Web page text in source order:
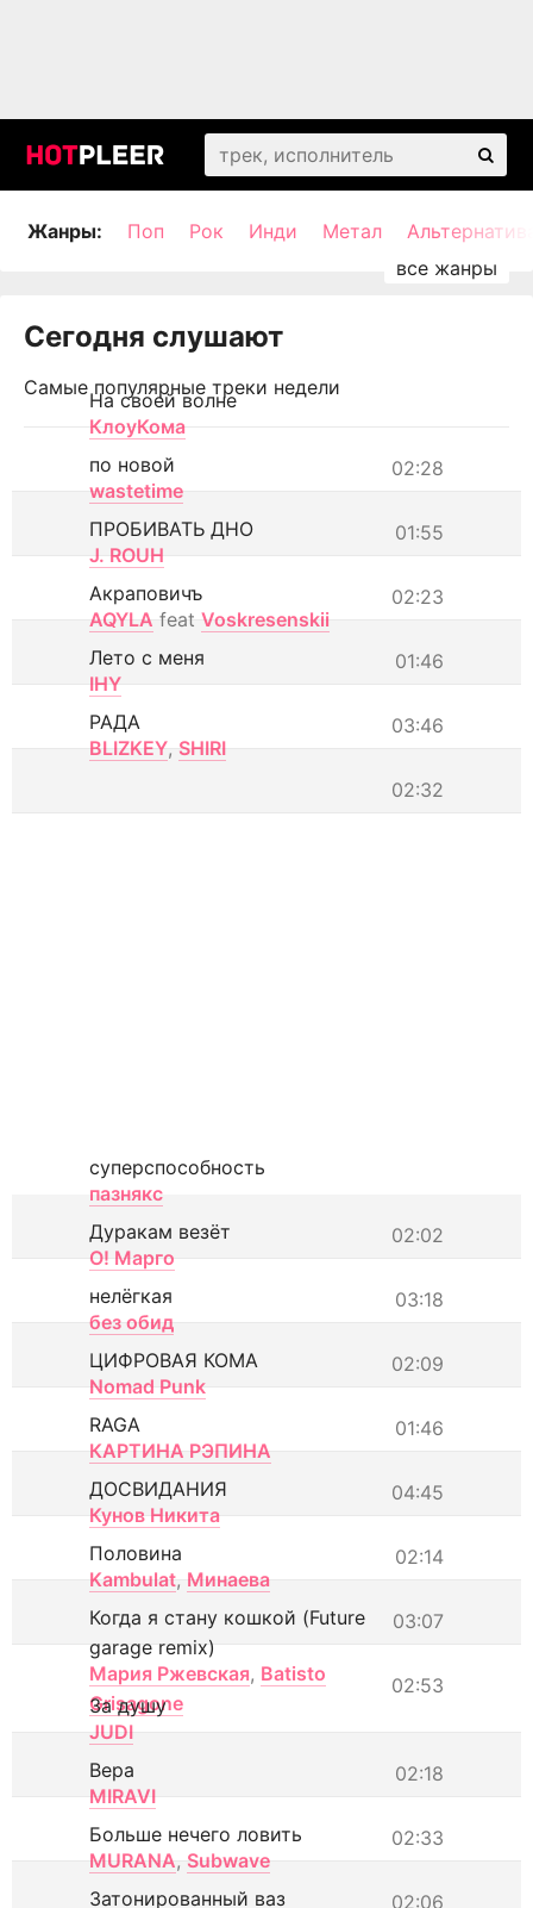
Жанры: Поп Рок Инди Метал
Сегодня слушают
Самые популярные треки недели
На своей волне
КлоуКома
02:28
по новой
wastetime
01:55
ПРОБИВАТЬ ДНО
J. ROUH
02:23
Акраповичъ
AQYLA feat Voskresenskii
01:46
Лето с меня
IHY
03:46
РАДА
BLIZKEY, SHIRI
02:32
суперспособность
пазнякс
02:02
Дуракам везёт
О! Марго
03:18
нелёгкая
без обид
02:09
ЦИФРОВАЯ КОМА
Nomad Punk
01:46
RAGA
КАРТИНА РЭПИНА
04:45
ДОСВИДАНИЯ
Кунов Никита
02:14
Половина
Kambulat, Минаева
03:07
Когда я стану кошкой (Future
garage remix)
Мария Ржевская, Batisto
Grisagone
02:53
За душу
JUDI
02:18
Вера
MIRAVI
02:33
Больше нечего ловить
MURANA, Subwave
02:06
Затонированный ваз